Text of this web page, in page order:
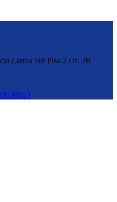
Larrea Sur Piso 2 Of. 2B
88021